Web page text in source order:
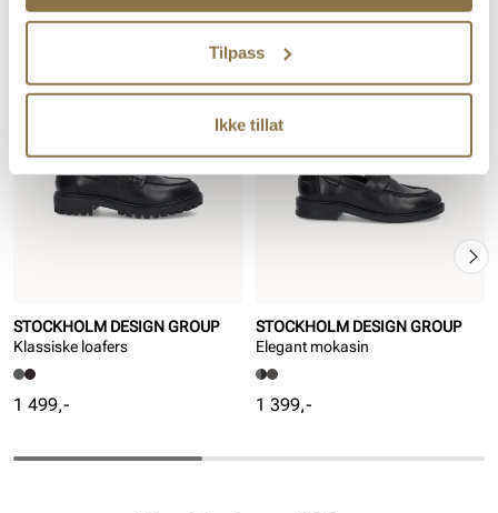
Tilpass
Ikke tillat
Lignende produkter
STOCKHOLM DESIGN GROUP
Klassiske loafers
Pris
1 499,-
STOCKHOLM DESIGN GROUP
Elegant mokasin
Pris
1 399,-